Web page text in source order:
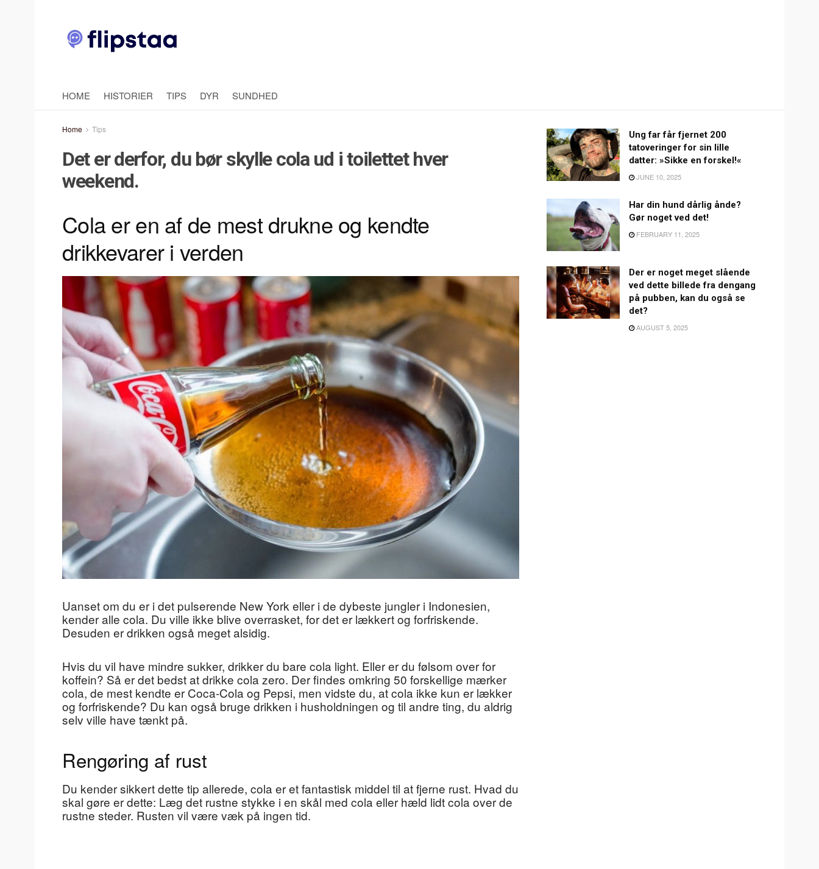
HOME HISTORIER TIPS DYR SUNDHED
Home Tips
Det er derfor, du bør skylle cola ud i toilettet hver
weekend.
Cola er en af de mest drukne og kendte
drikkevarer i verden
Uanset om du er i det pulserende New York eller i de dybeste jungler i Indonesien,
kender alle cola. Du ville ikke blive overrasket, for det er lækkert og forfriskende.
Desuden er drikken også meget alsidig.
Hvis du vil have mindre sukker, drikker du bare cola light. Eller er du følsom over for
koffein? Så er det bedst at drikke cola zero. Der findes omkring 50 forskellige mærker
cola, de mest kendte er Coca-Cola og Pepsi, men vidste du, at cola ikke kun er lækker
og forfriskende? Du kan også bruge drikken i husholdningen og til andre ting, du aldrig
selv ville have tænkt på.
Rengøring af rust
Du kender sikkert dette tip allerede, cola er et fantastisk middel til at fjerne rust. Hvad du
skal gøre er dette: Læg det rustne stykke i en skål med cola eller hæld lidt cola over de
rustne steder. Rusten vil være væk på ingen tid.
Ung far får fjernet 200
tatoveringer for sin lille
datter: »Sikke en forskel!«
JUNE 10, 2025
Har din hund dårlig ånde?
Gør noget ved det!
FEBRUARY 11, 2025
Der er noget meget slående
ved dette billede fra dengang
på pubben, kan du også se
det?
AUGUST 5, 2025